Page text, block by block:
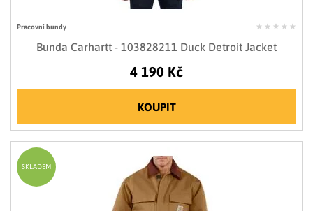
Pracovní bundy
Bunda Carhartt - 103828211 Duck Detroit Jacket
4 190 Kč
KOUPIT
SKLADEM